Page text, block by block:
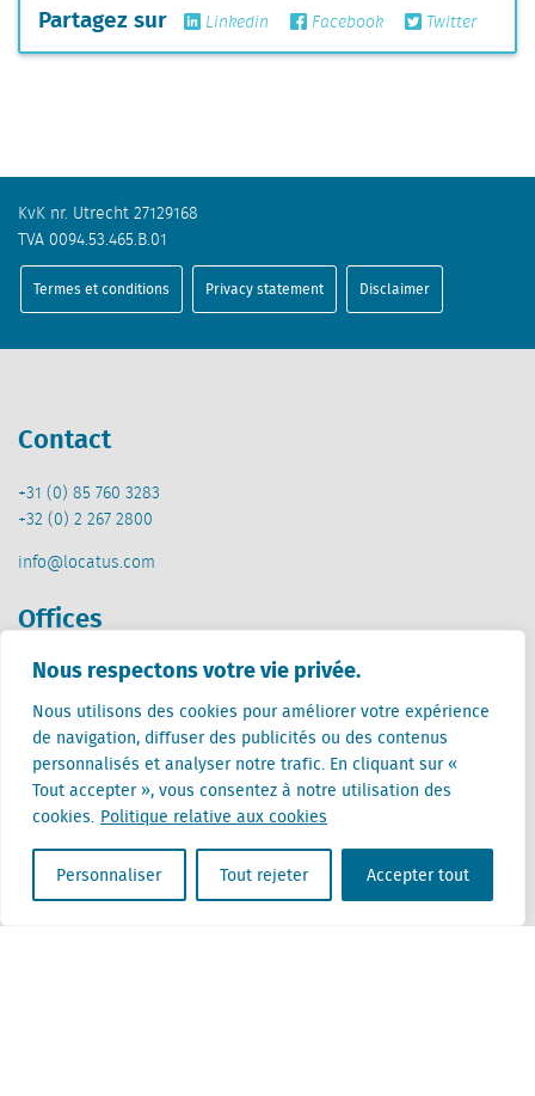
Nous respectons votre vie privée.
Nous utilisons des cookies pour améliorer votre expérience
de navigation, diffuser des publicités ou des contenus
personnalisés et analyser notre trafic. En cliquant sur «
Tout accepter », vous consentez à notre utilisation des
cookies. Politique relative aux cookies
Personnaliser Tout rejeter Accepter tout
Partagez sur Linkedin Facebook Twitter
KvK nr. Utrecht 27129168
TVA 0094.53.465.B.01
Termes et conditions Privacy statement Disclaimer
Contact
+31 (0) 85 760 3283
+32 (0) 2 267 2800
info@locatus.com
Offices
Pays-Bas (siège)
Creative Valley
Stationsplein 32
3511 ED Utrecht
Belgique
Rue Cantersteen 47
1000 Bruxelles